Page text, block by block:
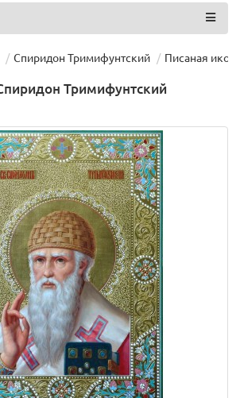
Спиридон Тримифунтский Писаная
Тримифунтский